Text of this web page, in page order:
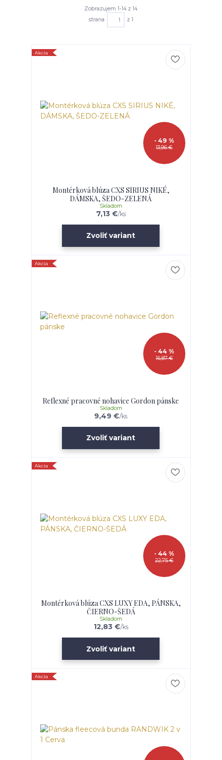
Zobrazujem 1-14 z 14
strana
z 1
Akcia
13,96 €
- 49 %
Montérková blúza CXS SIRIUS NIKÉ,
DÁMSKA, ŠEDO-ZELENÁ
7,13 €/ks
Skladom
Zvoliť variant
Akcia
16,87 €
- 44 %
Reflexné pracovné nohavice Gordon pánske
9,49 €/ks
Skladom
Zvoliť variant
Akcia
22,75 €
- 44 %
Montérková blúza CXS LUXY EDA, PÁNSKA,
ČIERNO-ŠEDÁ
12,83 €/ks
Skladom
Zvoliť variant
Akcia